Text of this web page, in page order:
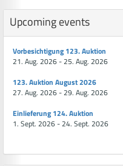
Upcoming events
Vorbesichtigung 123. Auktion
21. Aug. 2026 - 25. Aug. 2026
123. Auktion August 2026
27. Aug. 2026 - 29. Aug. 2026
Einlieferung 124. Auktion
1. Sept. 2026 - 24. Sept. 2026